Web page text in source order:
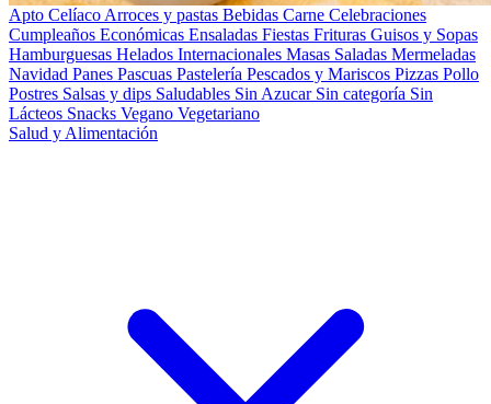
Apto Celíaco Arroces y pastas Bebidas Carne Celebraciones
Cumpleaños Económicas Ensaladas Fiestas Frituras Guisos y Sopas
Hamburguesas Helados Internacionales Masas Saladas Mermeladas
Navidad Panes Pascuas Pastelería Pescados y Mariscos Pizzas Pollo
Postres Salsas y dips Saludables Sin Azucar Sin categoría Sin
Lácteos Snacks Vegano Vegetariano
Salud y Alimentación